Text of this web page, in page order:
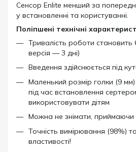
Сенсор Enlite менший за
у встановленні та користуванні.
Поліпшені технічні
Тривалість роботи становить
версія — 3 дні)
Введення здійснюється під
Маленький розмір голки (9 мм)
під час встановлення
використовувати дітям
Можна не знімати,
Точність вимірювання (98%)
властивості!